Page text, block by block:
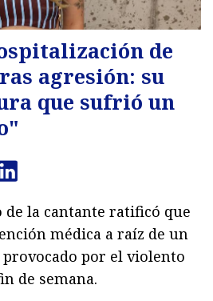
de
agresión: su
que sufrió un
la cantante ratificó que
médica a raíz de un
por el violento
de semana.